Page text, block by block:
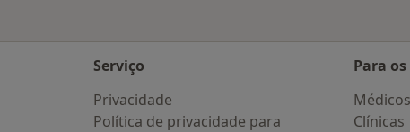
Serviço
Privacidade
Política de privacidade para
Para
Médicos
Clínicas